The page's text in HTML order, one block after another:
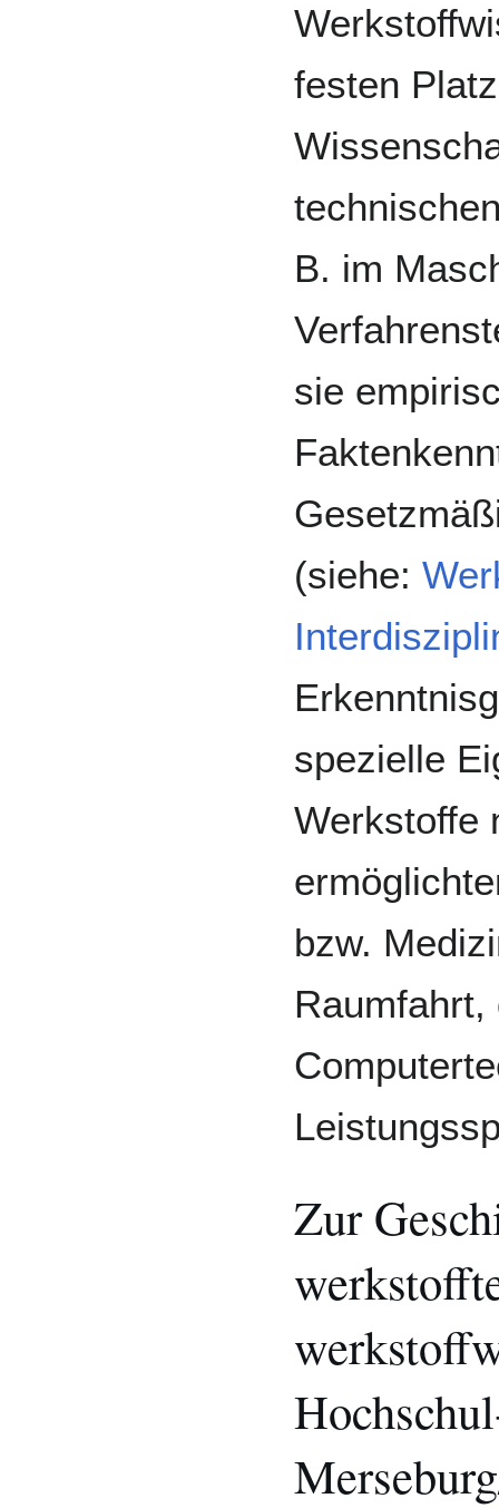
festen
B. im
sie
(siehe:
spezielle
Werkstoffe
bzw.
Zur